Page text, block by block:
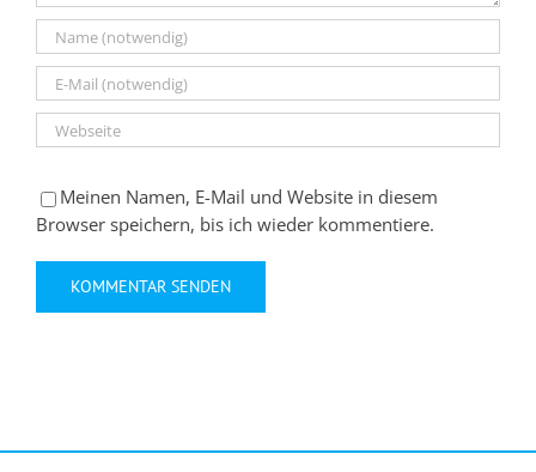
Meinen Namen, E-Mail und Website in diesem
Browser speichern, bis ich wieder kommentiere.